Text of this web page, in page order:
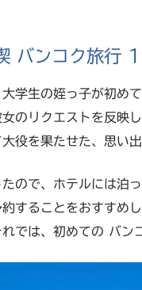
バンコク旅行
学生の姪っ子が初め
のリクエストを反映
役を果たせた、思い出
ので、ホテルには泊
することをおすすめし
では、初めての バン